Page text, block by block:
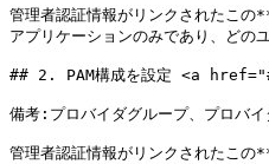
管理者認証情報がリンクされたこの
アプリケーションのみであり、どの
## 2. PAM構成を設定 <a
備考:プロバイダグループ、プロバ
管理者認証情報がリンクされたこの